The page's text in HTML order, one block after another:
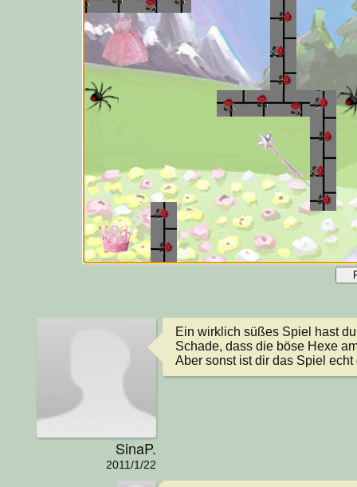
SinaP.
2011/1/22
Ein wirklich süßes Spiel hast
Schade, dass die böse Hexe
Aber sonst ist dir das Spiel echt